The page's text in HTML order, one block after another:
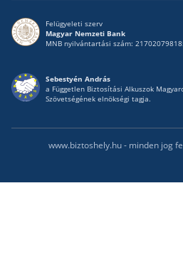
Felügyeleti szerv
Magyar Nemzeti Bank
MNB nyilvántartási szám:
Sebestyén András
a Független Biztosítási Alkuszok
Szövetségének elnökségi tagja.
www.biztoshely.hu - minden jog